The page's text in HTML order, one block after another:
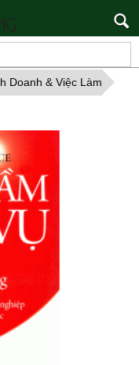
kiếm
Doanh & Việc Làm